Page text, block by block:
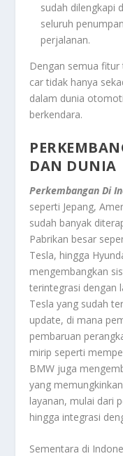
sudah dilengkapi
seluruh
perjalanan.
Dengan semua
car tidak hanya
dalam dunia
berkendara.
DAN DUNIA
Perkembangan Di
seperti Jepang,
sudah banyak
Pabrikan besar
Tesla, hingga
mengembangkan
terintegrasi dengan
Tesla yang sudah
update, di mana
pembaruan
mirip seperti
BMW juga
yang
layanan, mulai dari
hingga integrasi
Sementara di